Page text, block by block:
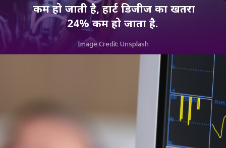
कम हो जाती है, हार्ट डिजीज का खतरा
24% कम हो जाता है.
Image Credit: Unsplash